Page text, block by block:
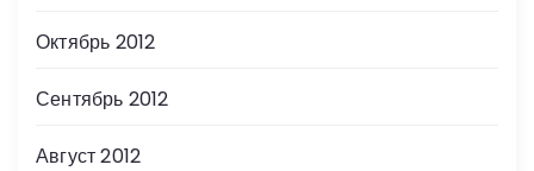
Октябрь 2012
Сентябрь 2012
Август 2012